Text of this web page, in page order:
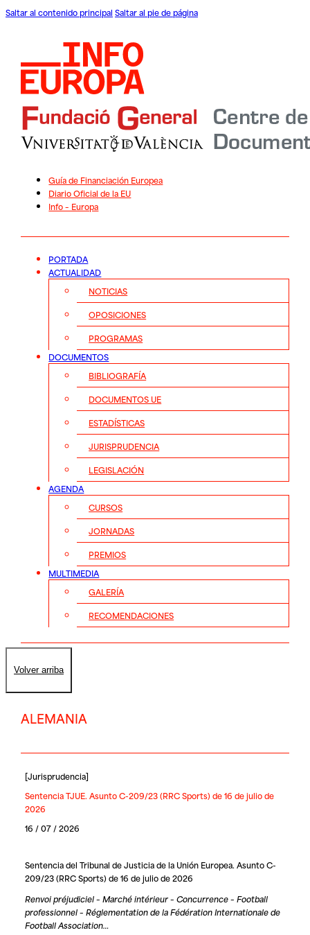
Saltar al contenido principal Saltar al pie de página
Guía de Financiación Europea
Diario Oficial de la EU
Info – Europa
PORTADA
ACTUALIDAD
NOTICIAS
OPOSICIONES
PROGRAMAS
DOCUMENTOS
BIBLIOGRAFÍA
DOCUMENTOS UE
ESTADÍSTICAS
JURISPRUDENCIA
LEGISLACIÓN
AGENDA
CURSOS
JORNADAS
PREMIOS
MULTIMEDIA
GALERÍA
RECOMENDACIONES
Volver arriba
ALEMANIA
[Jurisprudencia]
Sentencia TJUE. Asunto C-209/23 (RRC Sports) de 16 de julio de
2026
16 / 07 / 2026
Sentencia del Tribunal de Justicia de la Unión Europea. Asunto C-
209/23 (RRC Sports) de 16 de julio de 2026
Renvoi préjudiciel – Marché intérieur – Concurrence – Football
professionnel – Réglementation de la Fédération Internationale de
Football Association…